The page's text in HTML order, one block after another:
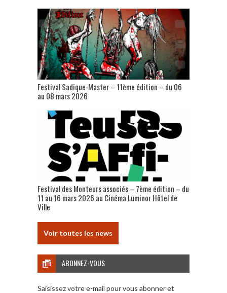
Festival Sadique-Master – 11ème édition – du 06
au 08 mars 2026
Festival des Monteurs associés – 7ème édition – du
11 au 16 mars 2026 au Cinéma Luminor Hôtel de
Ville
Voir toutes les news
ABONNEZ-VOUS
Saisissez votre e-mail pour vous abonner et